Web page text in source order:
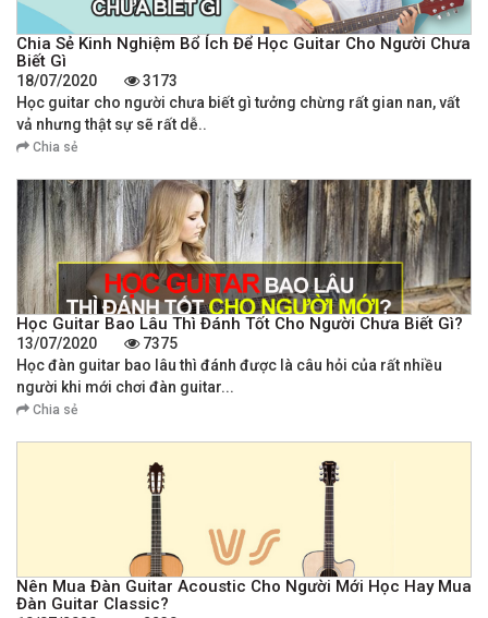
Chia Sẻ Kinh Nghiệm Bổ Ích Để Học Guitar Cho Người Chưa
Biết Gì
18/07/2020
3173
Học guitar cho người chưa biết gì tưởng chừng rất gian nan, vất
vả nhưng thật sự sẽ rất dễ..
Chia sẻ
Học Guitar Bao Lâu Thì Đánh Tốt Cho Người Chưa Biết Gì?
13/07/2020
7375
Học đàn guitar bao lâu thì đánh được là câu hỏi của rất nhiều
người khi mới chơi đàn guitar...
Chia sẻ
Nên Mua Đàn Guitar Acoustic Cho Người Mới Học Hay Mua
Đàn Guitar Classic?